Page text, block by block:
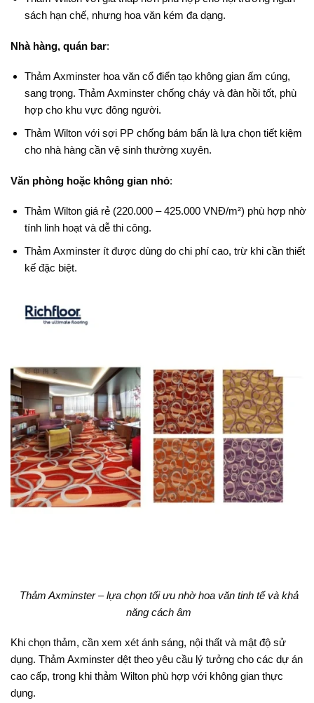
sách hạn chế, nhưng hoa văn kém đa dạng.
Nhà hàng, quán bar:
Thảm Axminster hoa văn cổ điển tạo không gian ấm cúng,
sang trọng. Thảm Axminster chống cháy và đàn hồi tốt, phù
hợp cho khu vực đông người.
Thảm Wilton với sợi PP chống bám bẩn là lựa chọn tiết kiệm
cho nhà hàng cần vệ sinh thường xuyên.
Văn phòng hoặc không gian nhỏ:
Thảm Wilton giá rẻ (220.000 – 425.000 VNĐ/m²) phù hợp nhờ
tính linh hoạt và dễ thi công.
Thảm Axminster ít được dùng do chi phí cao, trừ khi cần thiết
kế đặc biệt.
Thảm Axminster – lựa chọn tối ưu nhờ hoa văn tinh tế và khả
năng cách âm
Khi chọn thảm, cần xem xét ánh sáng, nội thất và mật độ sử
dụng. Thảm Axminster dệt theo yêu cầu lý tưởng cho các dự án
cao cấp, trong khi thảm Wilton phù hợp với không gian thực
dụng.